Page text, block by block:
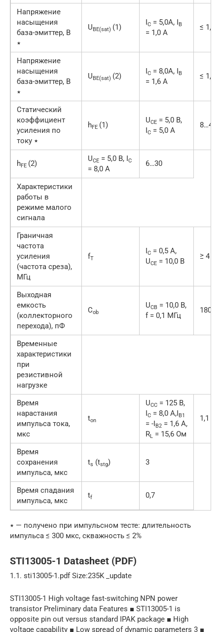
Напряжение
насыщения
база-эмиттер, В
٭
U BE(sat) (1)
IC = 5,0А, I B
= 1,0 А
≤ 1,2
Напряжение
насыщения
база-эмиттер, В
٭
U BE(sat) (2)
IC = 8,0А, I B
= 1,6 А
≤ 1,6
Статический
коэффициент
усиления по
току ٭
hFE (1)
UCE = 5,0 В,
IC = 5,0 А
8…40
hFE (2)
UCE = 5,0 В, IC
= 8,0 А
6…30
Характеристики
работы в
режиме малого
сигнала
Граничная
частота
усиления
(частота среза),
МГц
fT
IC = 0,5 А,
UCE = 10,0 В
≥ 4
Выходная
емкость
(коллекторного
перехода), пФ
Cob
UCB = 10,0 В,
f = 0,1 МГц
180
Временные
характеристики
при
резистивной
нагрузке
Время
нарастания
импульса тока,
мкс
ton
UCC = 125 В,
IC = 8,0 А,I B1
= -I B2 = 1,6 А,
RL = 15,6 Ом
1,1
Время
сохранения
импульса, мкс
ts (tstg) 3
Время спадания
импульса, мкс
tf 0,7
٭ — получено при импульсном тесте: длительность
импульса ≤ 300 мкс, скважность ≤ 2%
STI13005-1 Datasheet (PDF)
1.1. sti13005-1.pdf Size:235K _update
STI13005-1 High voltage fast-switching NPN power
transistor Preliminary data Features ■ STI13005-1 is
opposite pin out versus standard IPAK package ■ High
voltage capability ■ Low spread of dynamic parameters 3 ■